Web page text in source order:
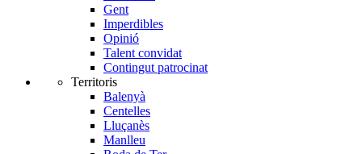
Gent
Imperdibles
Opinió
Talent convidat
Contingut patrocinat
Territoris
Balenyà
Centelles
Lluçanès
Manlleu